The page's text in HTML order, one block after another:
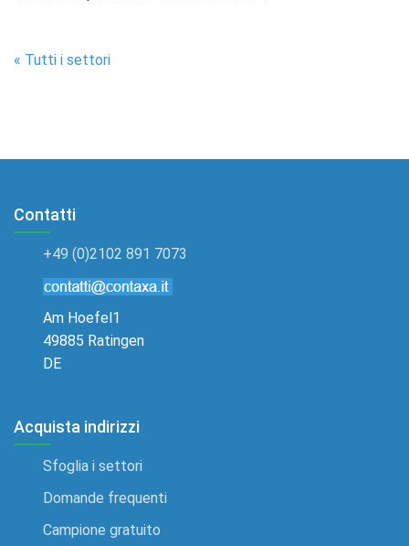
« Tutti i settori
Contatti
+49 (0)2102 891 7073
Am Hoefel1
49885 Ratingen
DE
Acquista indirizzi
Sfoglia i settori
Domande frequenti
Campione gratuito